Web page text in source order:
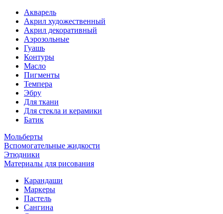
Акварель
Акрил художественный
Акрил декоративный
Аэрозольные
Гуашь
Контуры
Масло
Пигменты
Темпера
Эбру
Для ткани
Для стекла и керамики
Батик
Мольберты
Вспомогательные жидкости
Этюдники
Материалы для рисования
Карандаши
Маркеры
Пастель
Сангина